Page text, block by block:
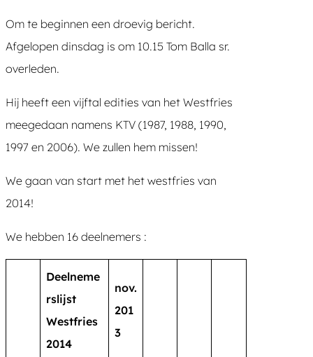
Om te beginnen een droevig bericht.
Afgelopen dinsdag is om 10.15 Tom Balla sr.
overleden.
Hij heeft een vijftal edities van het Westfries
meegedaan namens KTV (1987, 1988, 1990,
1997 en 2006). We zullen hem missen!
We gaan van start met het westfries van
2014!
We hebben 16 deelnemers :
Deelneme
rslijst
Westfries
2014
nov.
201
3